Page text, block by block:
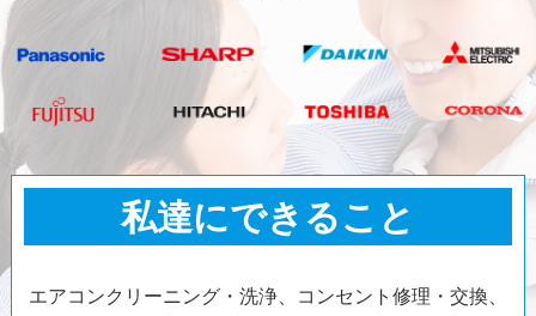
私達にできること
エアコンクリーニング・洗浄、コンセント修理・交換、